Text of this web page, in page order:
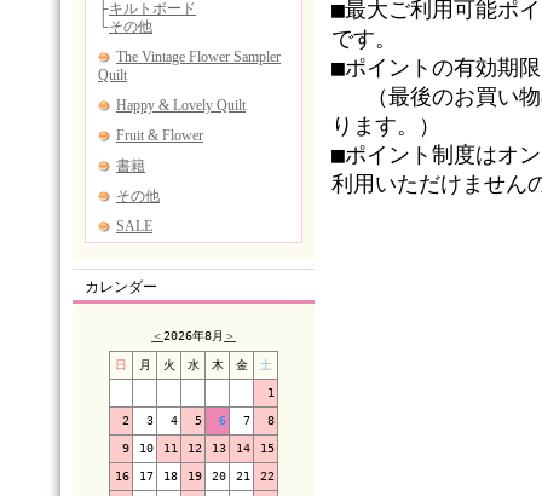
カレンダー
＜2026年8月 ＞
日 月 火 水 木 金 土
1
2 3 4 5 6 7 8
9 10 11 12 13 14 15
16 17 18 19 20 21 22
■最大ご利用可能ポ
です。
■ポイントの有効期
（最後のお買い物
ります。）
■ポイント制度はオ
利用いただけません